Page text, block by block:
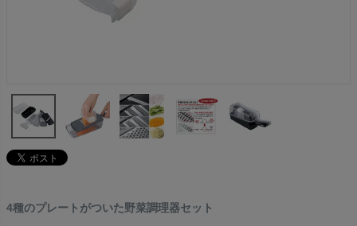
4種のプレートがついた野菜調理器セット